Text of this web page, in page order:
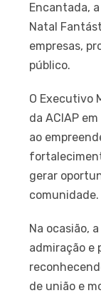
Encantada,
Natal
empresas,
público.
O Executivo
da ACIAP
ao
gerar
comunidade.
Na ocasião,
admiração e
de união e